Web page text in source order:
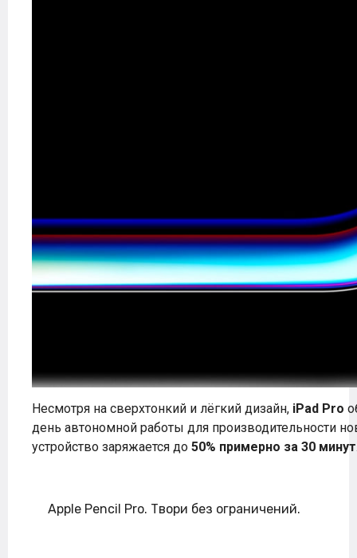
Несмотря на сверхтонкий и лёгкий дизайн, iPad Pro
день автономной работы для производительности
устройство заряжается до 50% примерно за 30 минут
Apple Pencil Pro. Твори без ограничений.